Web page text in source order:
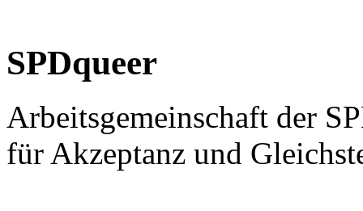
SPDqueer
Arbeitsgemeinschaft der
für Akzeptanz und